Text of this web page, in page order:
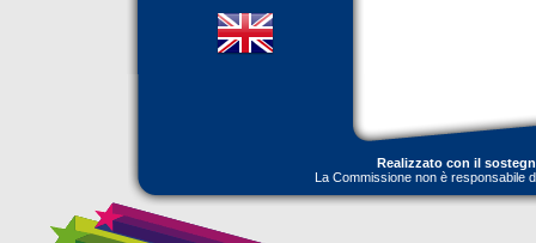
Realizzato con il
La Commissione non è responsabile